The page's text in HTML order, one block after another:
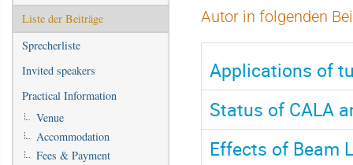
Liste der Beiträge
Sprecherliste
Invited speakers
Practical Information
Venue
Accommodation
Fees & Payment
Autor in folgenden
Applications of
Status of CALA
Effects of Beam